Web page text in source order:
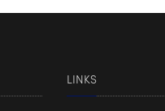
LINKS